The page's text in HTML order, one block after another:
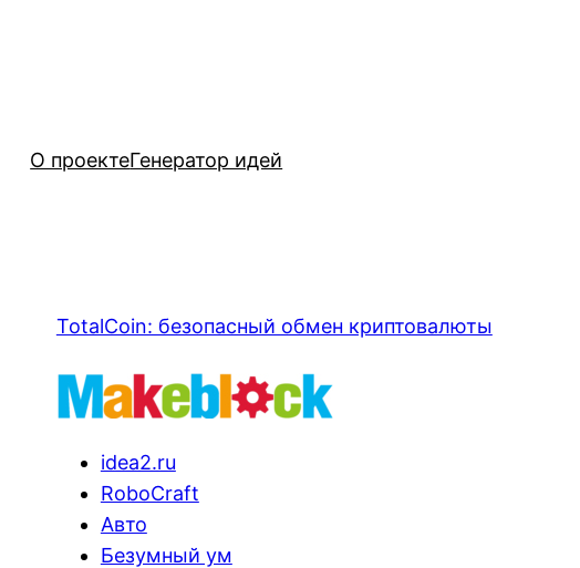
О проектеГенератор идей
TotalCoin: безопасный обмен криптовалюты
idea2.ru
RoboCraft
Авто
Безумный ум